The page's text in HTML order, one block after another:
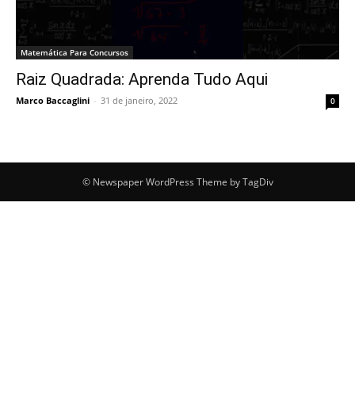
Matemática Para Concursos
Raiz Quadrada: Aprenda Tudo Aqui
Marco Baccaglini - 31 de janeiro, 2022 0
© Newspaper WordPress Theme by TagDiv